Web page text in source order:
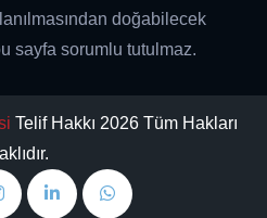
doğabilecek
sayfa sorumlu tutulmaz.
Telif Hakkı 2026 Tüm Hakları